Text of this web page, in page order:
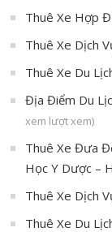
Thuê Xe Hợp
Thuê Xe Dịch
Thuê Xe Du
Địa Điểm Du
xem lượt xem)
Thuê Xe Đưa
Học Y Dược –
Thuê Xe Dịch
Thuê Xe Du